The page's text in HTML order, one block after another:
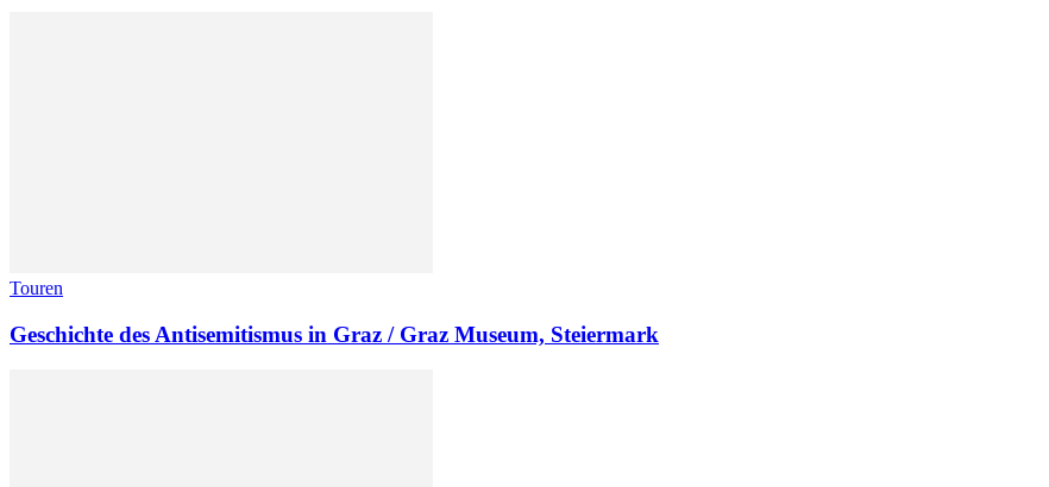
Touren
Geschichte des Antisemitismus in Graz / Graz Museum, Steiermark